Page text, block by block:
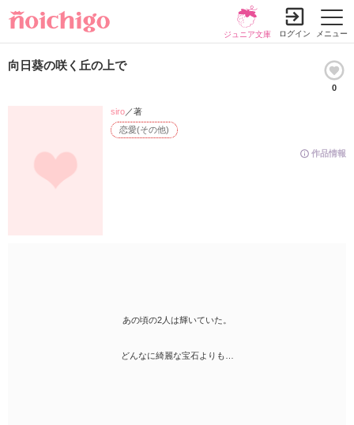
メニュー
ジュニア文庫 ログイン
向日葵の咲く丘の上で
0
作品情報
恋愛(その他)
siro／著
あの頃の2人は輝いていた。
どんなに綺麗な宝石よりも…